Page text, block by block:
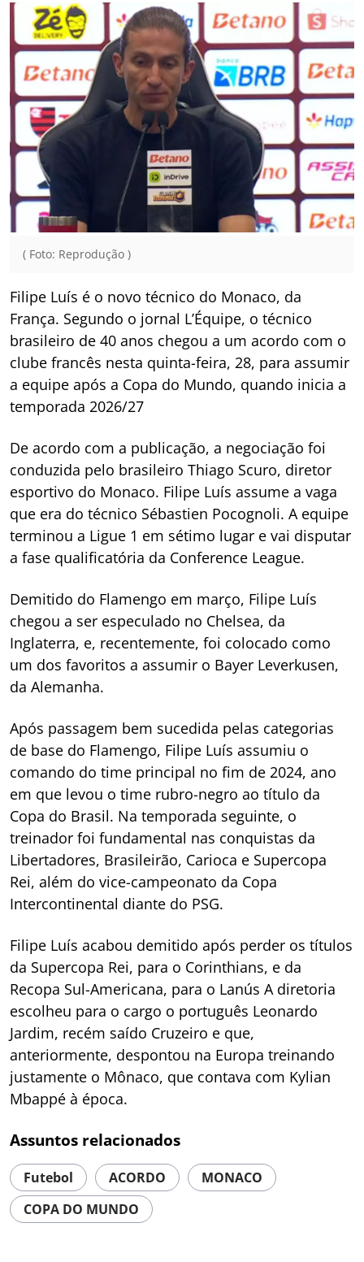
( Foto: Reprodução )
Filipe Luís é o novo técnico do Monaco, da
França. Segundo o jornal L’Équipe, o técnico
brasileiro de 40 anos chegou a um acordo com o
clube francês nesta quinta-feira, 28, para assumir
a equipe após a Copa do Mundo, quando inicia a
temporada 2026/27
De acordo com a publicação, a negociação foi
conduzida pelo brasileiro Thiago Scuro, diretor
esportivo do Monaco. Filipe Luís assume a vaga
que era do técnico Sébastien Pocognoli. A equipe
terminou a Ligue 1 em sétimo lugar e vai disputar
a fase qualificatória da Conference League.
Demitido do Flamengo em março, Filipe Luís
chegou a ser especulado no Chelsea, da
Inglaterra, e, recentemente, foi colocado como
um dos favoritos a assumir o Bayer Leverkusen,
da Alemanha.
Após passagem bem sucedida pelas categorias
de base do Flamengo, Filipe Luís assumiu o
comando do time principal no fim de 2024, ano
em que levou o time rubro-negro ao título da
Copa do Brasil. Na temporada seguinte, o
treinador foi fundamental nas conquistas da
Libertadores, Brasileirão, Carioca e Supercopa
Rei, além do vice-campeonato da Copa
Intercontinental diante do PSG.
Filipe Luís acabou demitido após perder os títulos
da Supercopa Rei, para o Corinthians, e da
Recopa Sul-Americana, para o Lanús A diretoria
escolheu para o cargo o português Leonardo
Jardim, recém saído Cruzeiro e que,
anteriormente, despontou na Europa treinando
justamente o Mônaco, que contava com Kylian
Mbappé à época.
Assuntos relacionados
Futebol ACORDO
MONACO
COPA DO MUNDO